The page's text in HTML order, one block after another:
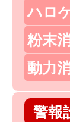
ハロ
粉末
動力
警報